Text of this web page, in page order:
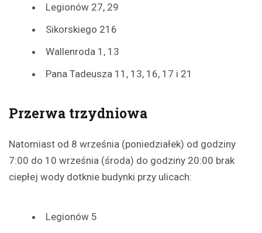
Legionów 27, 29
Sikorskiego 216
Wallenroda 1, 13
Pana Tadeusza 11, 13, 16, 17 i 21
Przerwa trzydniowa
Natomiast od 8 września (poniedziałek) od godziny
7:00 do 10 września (środa) do godziny 20:00 brak
ciepłej wody dotknie budynki przy ulicach:
Legionów 5